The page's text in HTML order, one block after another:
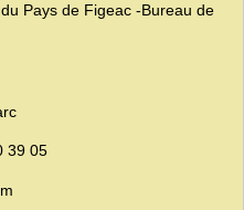
Pays de Figeac -Bureau de
39 05